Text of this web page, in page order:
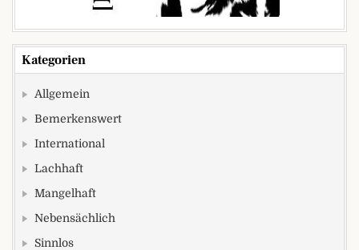
Kategorien
Allgemein
Bemerkenswert
International
Lachhaft
Mangelhaft
Nebensächlich
Sinnlos